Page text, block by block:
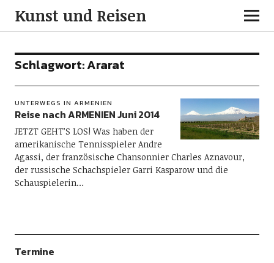
Kunst und Reisen
Schlagwort:Ararat
UNTERWEGS IN ARMENIEN
Reise nach ARMENIEN Juni 2014
JETZT GEHT’S LOS! Was haben der
amerikanische Tennisspieler Andre
Agassi, der französische Chansonnier Charles Aznavour,
der russische Schachspieler Garri Kasparow und die
Schauspielerin…
Termine